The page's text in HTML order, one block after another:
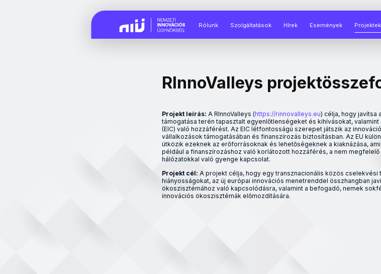
Rólunk Szolgáltatások Hírek Események Projektek
RInnoValleys
Projekt leírás: A RInnoValleys (https://rinnovalleys.eu) célja, hogy javítsa
támogatása terén tapasztalt egyenlőtlenségeket és kihívásokat,
(EIC) való hozzáférést. Az EIC létfontosságú szerepet játszik az
vállalkozások támogatásában és finanszírozás biztosításban. Az EU
ütközik ezeknek az erőforrásoknak és lehetőségeknek a kiaknázása,
például a finanszírozáshoz való korlátozott hozzáférés, a nem
hálózatokkal való gyenge kapcsolat.
Projekt cél: A projekt célja, hogy egy transznacionális közös cselekvési
hiányosságokat, az új európai innovációs menetrenddel összhangban
ökoszisztémához való kapcsolódásra, valamint a befogadó, nemek
innovációs ökoszisztémák előmozdítására.